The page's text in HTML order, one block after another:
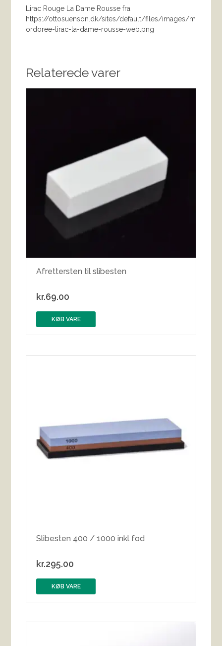
Lirac Rouge La Dame Rousse fra
https://ottosuenson.dk/sites/default/files/images/m
ordoree-lirac-la-dame-rousse-web.png
Relaterede varer
Afrettersten til slibesten
kr.69.00
KØB VARE
Slibesten 400 / 1000 inkl fod
kr.295.00
KØB VARE